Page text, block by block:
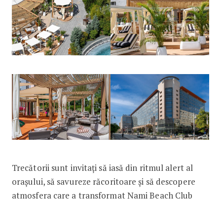
Trecătorii sunt invitați să iasă din ritmul alert al
orașului, să savureze răcoritoare și să descopere
atmosfera care a transformat Nami Beach Club